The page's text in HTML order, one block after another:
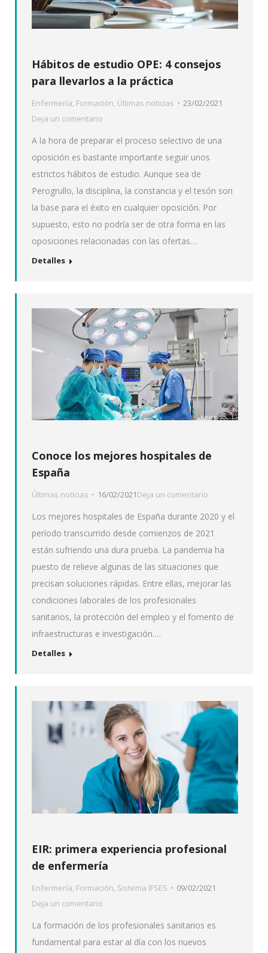
Hábitos de estudio OPE: 4 consejos
para llevarlos a la práctica
Enfermería, Formación, Últimas noticias
23/02/2021
Deja un comentario
A la hora de preparar el proceso selectivo de una
oposición es bastante importante seguir unos
estrictos hábitos de estudio. Aunque sea de
Perogrullo, la disciplina, la constancia y el tesón son
la base para el éxito en cualquier oposición. Por
supuesto, esto no podría ser de otra forma en las
oposiciones relacionadas con las ofertas…
Detalles
Conoce los mejores hospitales de
España
Últimas noticias 16/02/2021Deja un comentario
Los mejores hospitales de España durante 2020 y el
período transcurrido desde comienzos de 2021
están sufriendo una dura prueba. La pandemia ha
puesto de relieve algunas de las situaciones que
precisan soluciones rápidas. Entre ellas, mejorar las
condiciones laborales de los profesionales
sanitarios, la protección del empleo y el fomento de
infraestructuras e investigación.…
Detalles
EIR: primera experiencia profesional
de enfermería
Enfermería, Formación, Sistema IFSES
09/02/2021
Deja un comentario
La formación de los profesionales sanitarios es
fundamental para estar al día con los nuevos